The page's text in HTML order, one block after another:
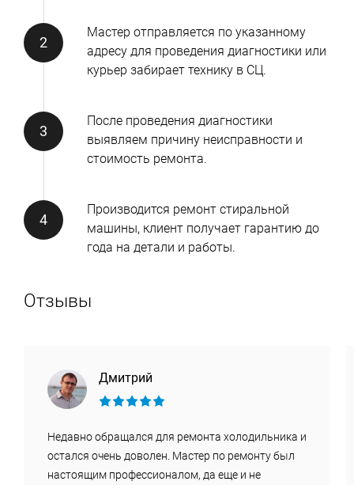
Мастер отправляется по указанному
адресу для проведения диагностики или
курьер забирает технику в СЦ.
После проведения диагностики
выявляем причину неисправности и
стоимость ремонта.
Производится ремонт стиральной
машины, клиент получает гарантию до
года на детали и работы.
Отзывы
Дмитрий
Недавно обращался для ремонта холодильника и
остался очень доволен. Мастер по ремонту был
настоящим профессионалом, да еще и не